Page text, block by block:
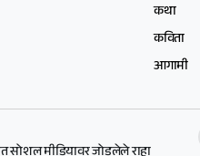
कथा
कविता
आगामी